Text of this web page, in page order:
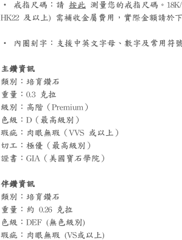
‧ 戒指尺碼：請 按此 測量您的戒指尺碼。
HK22 及以上) 需補收金屬費用，實際金額請於
‧ 內圈刻字：支援中英文字母、數字及常用符
主鑽資訊
類別：培育鑽石
重量：0.3 克拉
級別：高階（Premium）
色級：D（最高級別）
瑕疵：肉眼無瑕（VVS 或以上）
切工：極優（最高級別）
證書：GIA（美國寶石學院）
伴鑽資訊
類別：培育鑽石
重量：約 0.26 克拉
色級：DEF (無色級別)
瑕疵：肉眼無瑕 (VS或以上)